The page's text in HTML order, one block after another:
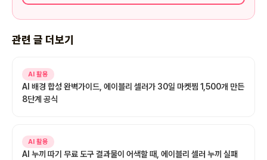
관련 글 더보기
AI 활용
AI 배경 합성 완벽가이드, 에이블리 셀러가 30일 마켓찜 1,500개 만든
8단계 공식
AI 활용
AI 누끼 따기 무료 도구 결과물이 어색할 때, 에이블리 셀러 누끼 실패